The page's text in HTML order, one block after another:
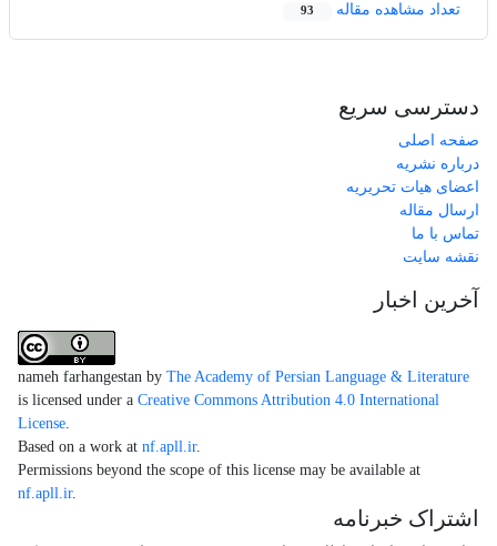
تعداد مشاهده مقاله 93
دسترسی سریع
صفحه اصلی
درباره نشریه
اعضای هیات تحریریه
ارسال مقاله
تماس با ما
نقشه سایت
آخرین اخبار
nameh farhangestan by The Academy of Persian Language & Literature
is licensed under a Creative Commons Attribution 4.0 International
License.
Based on a work at nf.apll.ir.
Permissions beyond the scope of this license may be available at
nf.apll.ir.
اشتراک خبرنامه